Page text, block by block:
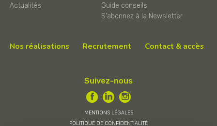
Actualités
Guide conseils
S'abonnez à la Newsletter
Nos réalisations Recrutement Contact & accès
Suivez-nous
MENTIONS LÉGALES
POLITIQUE DE CONFIDENTIALITÉ